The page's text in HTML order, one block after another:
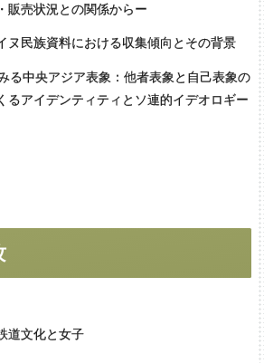
販売状況との関係からー
ヌ民族資料における収集傾向とその背景
る中央アジア表象：他者表象と自己表象の
るアイデンティティとソ連的イデオロギー
道文化と女子